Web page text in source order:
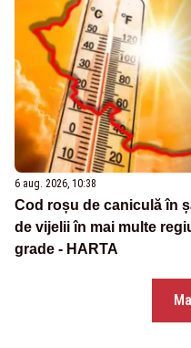
6 aug. 2026, 10:38
Cod roșu de caniculă în
de vijelii în mai multe
grade - HARTA